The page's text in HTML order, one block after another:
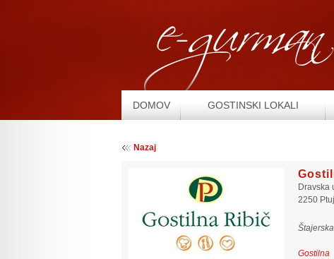
DOMOV GOSTINSKI LOKALI
Nazaj
Dravska
2250 Ptuj
Štajerska
Gostilna